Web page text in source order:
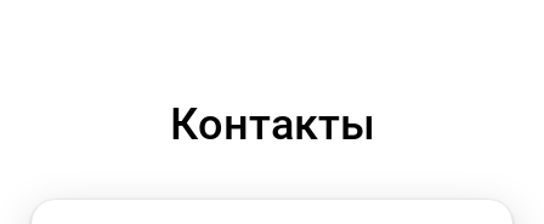
Контакты